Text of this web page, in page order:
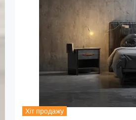
Хіт продажу